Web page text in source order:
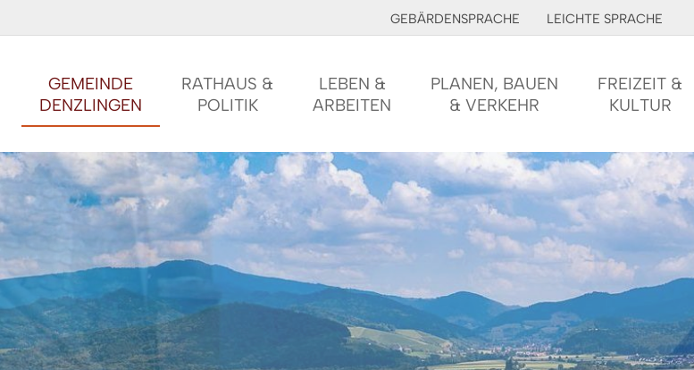
GEBÄRDENSPRACHE LEICHTE SPRACHE
GEMEINDE
DENZLINGEN
RATHAUS &
POLITIK
LEBEN &
ARBEITEN
PLANEN, BAUEN
& VERKEHR
FREIZEIT &
KULTUR